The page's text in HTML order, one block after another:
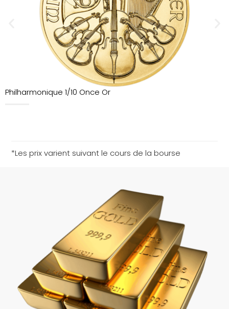
Philharmonique 1/10 Once Or
*Les prix varient suivant le cours de la bourse